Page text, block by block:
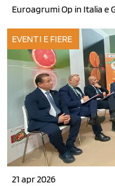
Euroagrumi Op in Italia e
EVENTI E FIERE
21 apr 2026